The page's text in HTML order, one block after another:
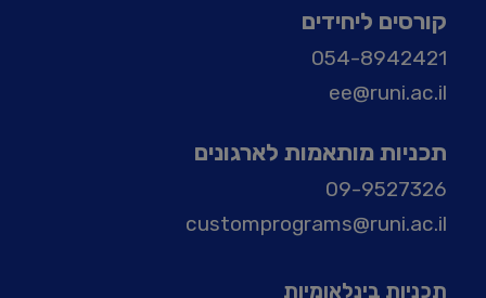
קורסים ליחידים
054-8942421
ee@runi.ac.il
תכניות מותאמות לארגונים
09-9527326
customprograms@runi.ac.il
תכניות בינלאומיות